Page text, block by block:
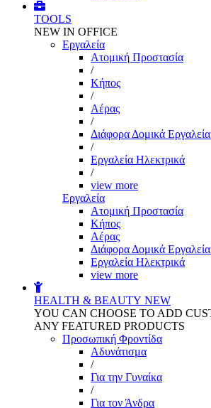
TOOLS
NEW IN OFFICE
Εργαλεία
Aτομική Προστασία
/
Kήπος
/
Αέρας
/
Διάφορα Δομικά
/
Εργαλεία Ηλεκτρικά
/
view more
Εργαλεία
Aτομική Προστασία
Kήπος
Αέρας
Διάφορα Δομικά
Εργαλεία Ηλεκτρικά
view more
HEALTH & BEAUTY NEW
YOU CAN CHOOSE TO ADD
ANY FEATURED PRODUCTS
Προσωπική Φροντίδα
Αδυνάτισμα
/
Για την Γυναίκα
/
Για τον Άνδρα